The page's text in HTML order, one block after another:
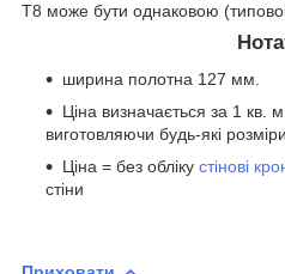
Т8 може бути однаковою
ширина полотна 127 мм.
Ціна визначається за 1 кв.
виготовляючи будь-які розміри
Ціна = без обліку стінові
стіни